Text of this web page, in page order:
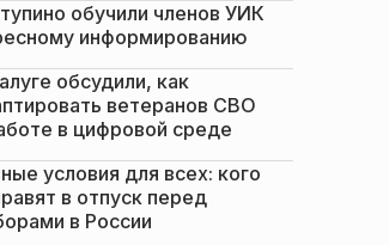
обучили членов УИК
информированию
обсудили, как
ветеранов СВО
в цифровой среде
условия для всех: кого
в отпуск перед
в России